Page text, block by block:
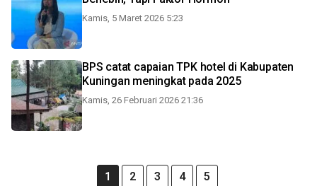
Kamis, 5 Maret 2026 5:23
BPS catat capaian TPK hotel di Kabupaten
Kuningan meningkat pada 2025
Kamis, 26 Februari 2026 21:36
1 2 3 4 5